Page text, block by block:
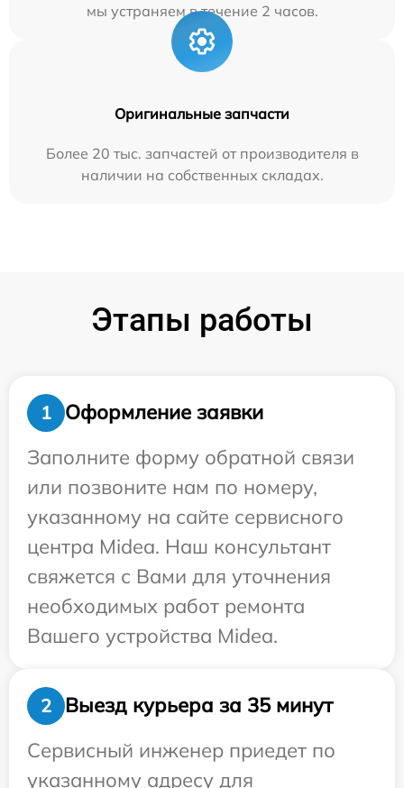
мы устраняем в течение 2 часов.
Оригинальные запчасти
Более 20 тыс. запчастей от производителя в
наличии на собственных складах.
Этапы работы
1
Оформление заявки
Заполните форму обратной связи
или позвоните нам по номеру,
указанному на сайте сервисного
центра Midea. Наш консультант
свяжется с Вами для уточнения
необходимых работ ремонта
Вашего устройства Midea.
2
Выезд курьера за 35 минут
Сервисный инженер приедет по
указанному адресу для